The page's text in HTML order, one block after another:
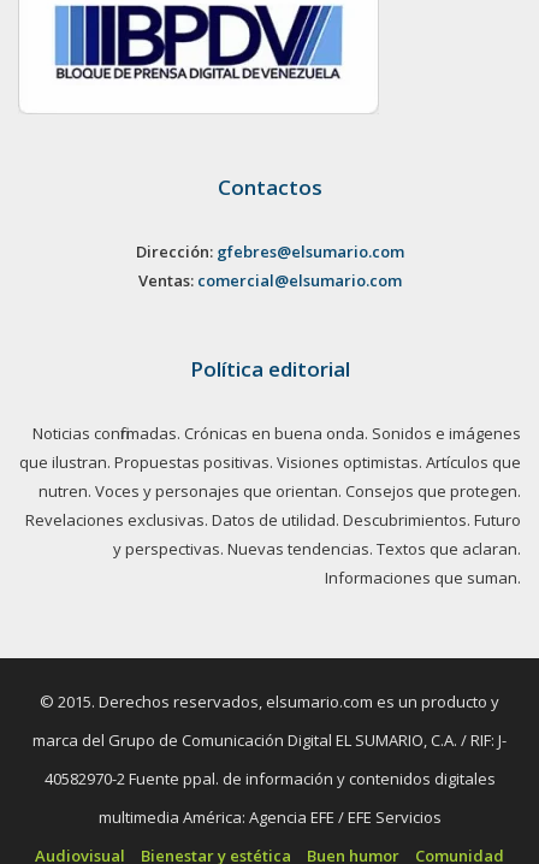
Contactos
Dirección: gfebres@elsumario.com
Ventas: comercial@elsumario.com
Política editorial
Noticias confirmadas. Crónicas en buena onda. Sonidos e imágenes
que ilustran. Propuestas positivas. Visiones optimistas. Artículos que
nutren. Voces y personajes que orientan. Consejos que protegen.
Revelaciones exclusivas. Datos de utilidad. Descubrimientos. Futuro
y perspectivas. Nuevas tendencias. Textos que aclaran.
Informaciones que suman.
© 2015. Derechos reservados, elsumario.com es un producto y
marca del Grupo de Comunicación Digital EL SUMARIO, C.A. / RIF: J-
40582970-2 Fuente ppal. de información y contenidos digitales
multimedia América: Agencia EFE / EFE Servicios
Audiovisual
Bienestar y estética Buen humor Comunidad